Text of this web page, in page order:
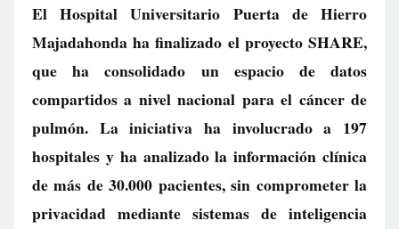
El Hospital Universitario Puerta de Hierro
Majadahonda ha finalizado el proyecto SHARE,
que ha consolidado un espacio de datos
compartidos a nivel nacional para el cáncer de
pulmón. La iniciativa ha involucrado a 197
hospitales y ha analizado la información clínica
de más de 30.000 pacientes, sin comprometer la
privacidad mediante sistemas de inteligencia